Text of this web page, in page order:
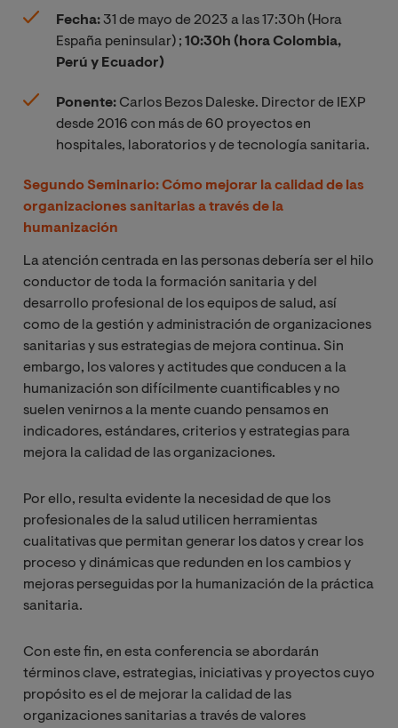
Fecha:31 de mayo de 2023 a las 17:30h (Hora
España peninsular) ; 10:30h (hora Colombia,
Perú y Ecuador)
Ponente: Carlos Bezos Daleske. Director de IEXP
desde 2016 con más de 60 proyectos en
hospitales, laboratorios y de tecnología sanitaria.
Segundo Seminario: Cómo mejorar la calidad de las
organizaciones sanitarias a través de la
humanización
La atención centrada en las personas debería ser el hilo
conductor de toda la formación sanitaria y del
desarrollo profesional de los equipos de salud, así
como de la gestión y administración de organizaciones
sanitarias y sus estrategias de mejora continua. Sin
embargo, los valores y actitudes que conducen a la
humanización son difícilmente cuantificables y no
suelen venirnos a la mente cuando pensamos en
indicadores, estándares, criterios y estrategias para
mejora la calidad de las organizaciones.
Por ello, resulta evidente la necesidad de que los
profesionales de la salud utilicen herramientas
cualitativas que permitan generar los datos y crear los
proceso y dinámicas que redunden en los cambios y
mejoras perseguidas por la humanización de la práctica
sanitaria.
Con este fin, en esta conferencia se abordarán
términos clave, estrategias, iniciativas y proyectos cuyo
propósito es el de mejorar la calidad de las
organizaciones sanitarias a través de valores